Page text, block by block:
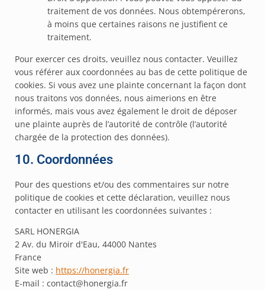
traitement de vos données. Nous obtempérerons,
à moins que certaines raisons ne justifient ce
traitement.
Pour exercer ces droits, veuillez nous contacter. Veuillez
vous référer aux coordonnées au bas de cette politique de
cookies. Si vous avez une plainte concernant la façon dont
nous traitons vos données, nous aimerions en être
informés, mais vous avez également le droit de déposer
une plainte auprès de l’autorité de contrôle (l’autorité
chargée de la protection des données).
10. Coordonnées
Pour des questions et/ou des commentaires sur notre
politique de cookies et cette déclaration, veuillez nous
contacter en utilisant les coordonnées suivantes :
SARL HONERGIA
2 Av. du Miroir d'Eau, 44000 Nantes
France
Site web : https://honergia.fr
E-mail : contact@honergia.fr